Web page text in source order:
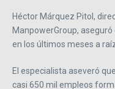
Héctor Márquez Pitol,
ManpowerGroup,
en los últimos meses a
El especialista aseveró
casi 650 mil empleos